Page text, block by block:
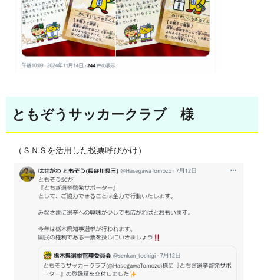
ともぞうサッカークラブ 様
（ＳＮＳを活用した投票呼びかけ）